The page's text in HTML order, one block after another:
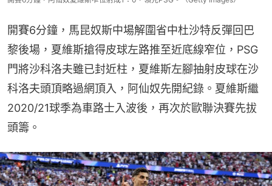
開賽6分鐘，馬昆奴斯中場解圍省中杜沙特反彈回巴
黎後場，夏維斯搶得皮球左路推至近底線窄位，PSG
門將沙科洛夫雖已封近柱，夏維斯左腳抽射皮球在沙
科洛夫頭頂略過網頂入，阿仙奴先開紀錄。夏維斯繼
2020/21球季為車路士入波後，再次於歐聯決賽先拔
頭籌。